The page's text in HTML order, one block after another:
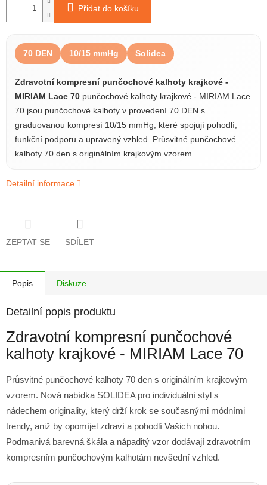
Přidat do košíku
70 DEN 10/15 mmHg Solidea
Zdravotní kompresní punčochové kalhoty krajkové -
MIRIAM Lace 70 punčochové kalhoty krajkové - MIRIAM Lace
70 jsou punčochové kalhoty v provedení 70 DEN s
graduovanou kompresí 10/15 mmHg, které spojují pohodlí,
funkční podporu a upravený vzhled. Průsvitné punčochové
kalhoty 70 den s originálním krajkovým vzorem.
Detailní informace
ZEPTAT SE SDÍLET
Popis Diskuze
Detailní popis produktu
Zdravotní kompresní punčochové
kalhoty krajkové - MIRIAM Lace 70
Průsvitné punčochové kalhoty 70 den s originálním krajkovým
vzorem. Nová nabídka SOLIDEA pro individuální styl s
nádechem originality, který drží krok se současnými módními
trendy, aniž by opomíjel zdraví a pohodlí Vašich nohou.
Podmanivá barevná škála a nápaditý vzor dodávají zdravotním
kompresním punčochovým kalhotám nevšední vzhled.